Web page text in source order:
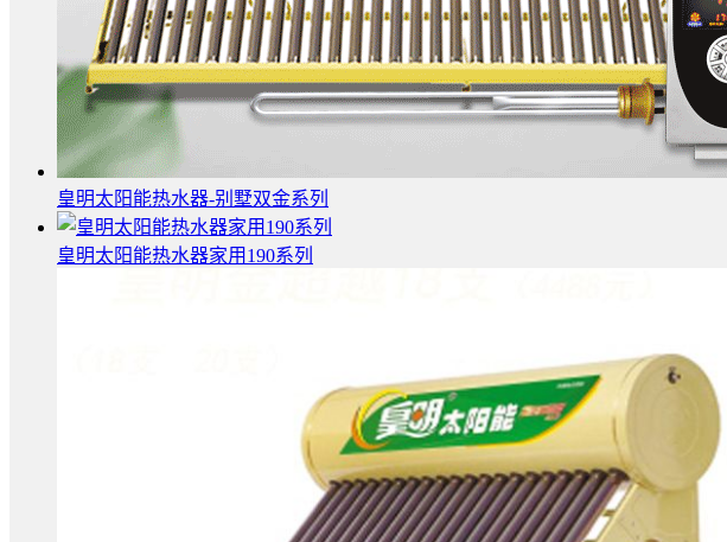
皇明太阳能热水器-别墅双金系列
皇明太阳能热水器家用190系列